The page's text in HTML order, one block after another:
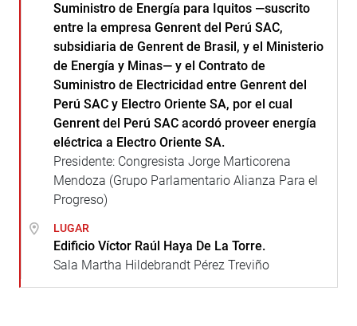
Suministro de Energía para Iquitos —suscrito
entre la empresa Genrent del Perú SAC,
subsidiaria de Genrent de Brasil, y el Ministerio
de Energía y Minas— y el Contrato de
Suministro de Electricidad entre Genrent del
Perú SAC y Electro Oriente SA, por el cual
Genrent del Perú SAC acordó proveer energía
eléctrica a Electro Oriente SA.
Presidente: Congresista Jorge Marticorena
Mendoza (Grupo Parlamentario Alianza Para el
Progreso)
LUGAR
Edificio Víctor Raúl Haya De La Torre.
Sala Martha Hildebrandt Pérez Treviño